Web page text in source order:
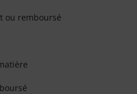
ou remboursé